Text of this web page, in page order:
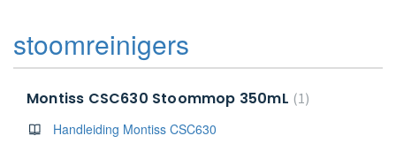
stoomreinigers
Montiss CSC630 Stoommop 350mL 1
Handleiding Montiss CSC630